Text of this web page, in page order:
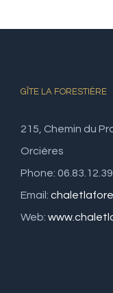
GÎTE LA FORESTIÈRE
215, Chemin du
Orcières
Phone:
Email:
Web: